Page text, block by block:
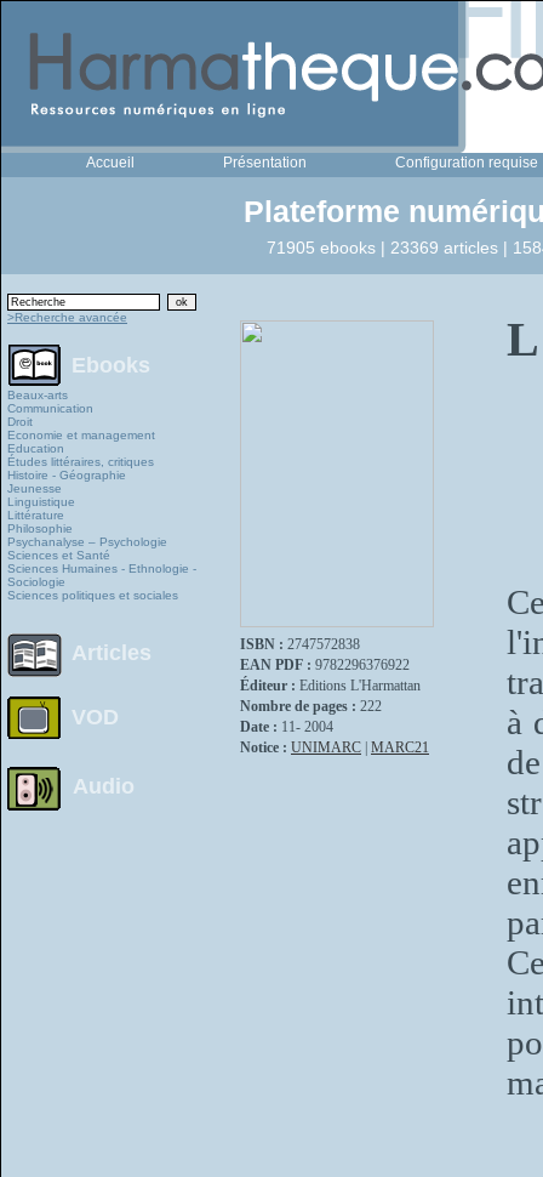
Accueil Présentation Configuration requise
Plateforme
71905 ebooks | 23369 articles |
>Recherche avancée
Ebooks
Beaux-arts
Communication
Droit
Economie et management
Education
Études littéraires, critiques
Histoire - Géographie
Jeunesse
Linguistique
Littérature
Philosophie
Psychanalyse – Psychologie
Sciences et Santé
Sciences Humaines - Ethnologie -
Sociologie
Sciences politiques et sociales
Articles
VOD
Audio
ISBN : 2747572838
EAN PDF : 9782296376922
Éditeur : Editions L'Harmattan
Nombre de pages : 222
Date : 11- 2004
Notice : UNIMARC MARC21
à